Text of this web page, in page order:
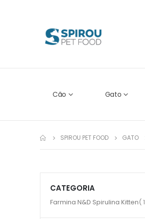
Cão Gato
SPIROU PET FOOD GATO
CATEGORIA
Farmina N&D Spirulina Kitten 1